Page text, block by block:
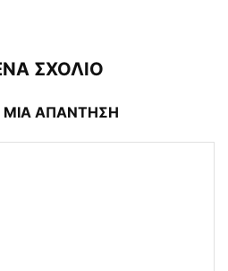
ΣΧΟΛΙΟ
ΑΠΑΝΤΗΣΗ